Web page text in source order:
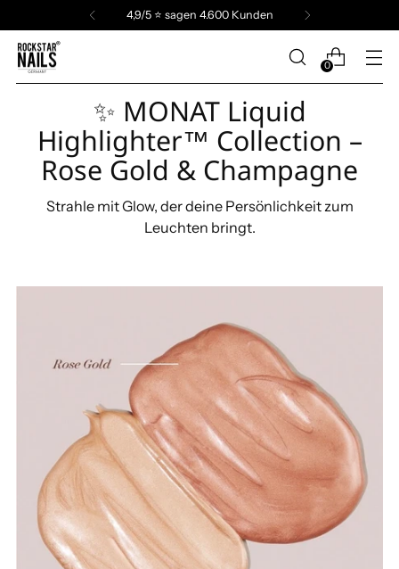
4,9/5 ⭐️ sagen 4.600 Kunden
0
✨ MONAT Liquid
Highlighter™ Collection –
Rose Gold & Champagne
Strahle mit Glow, der deine Persönlichkeit zum
Leuchten bringt.